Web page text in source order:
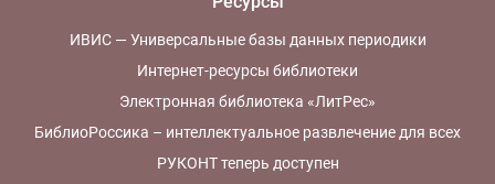
ИВИС — Универсальные базы данных периодики
Интернет-ресурсы библиотеки
Электронная библиотека «ЛитРес»
БиблиоРоссика – интеллектуальное развлечение для всех
РУКОНТ теперь доступен